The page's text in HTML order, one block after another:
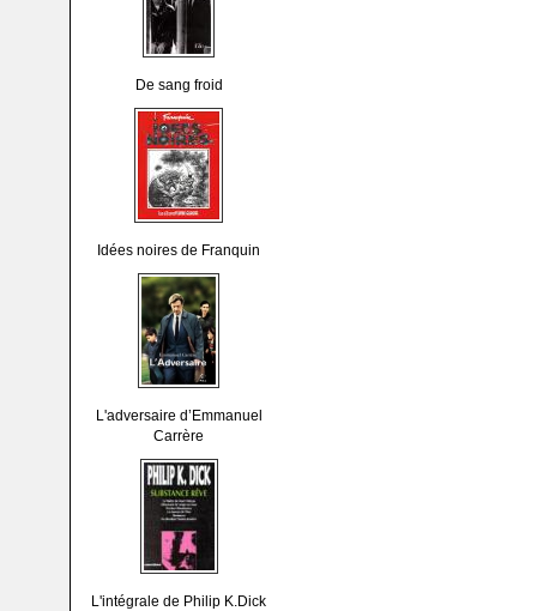
De sang froid
Idées noires de Franquin
L'adversaire d’Emmanuel
Carrère
L'intégrale de Philip K.Dick